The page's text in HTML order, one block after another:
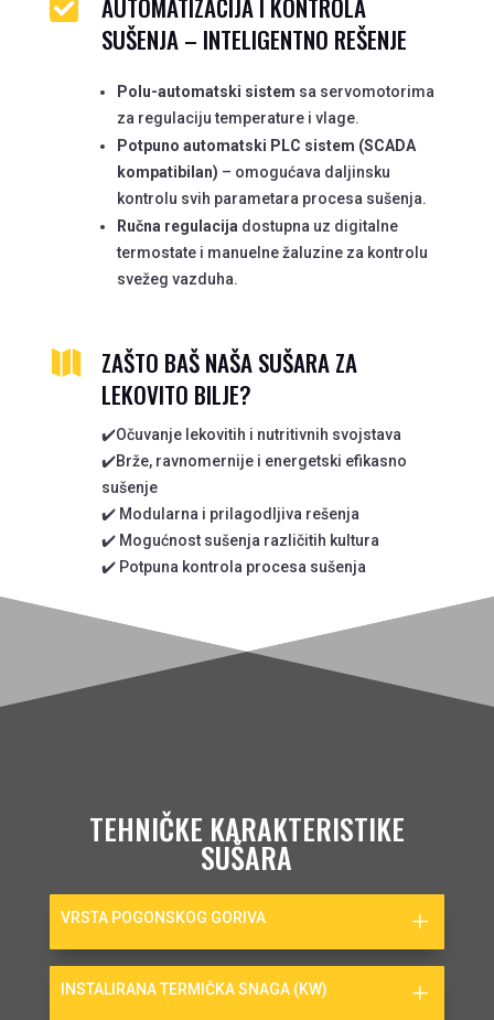

AUTOMATIZACIJA I KONTROLA
SUŠENJA – INTELIGENTNO REŠENJE
Polu-automatski sistem sa servomotorima
za regulaciju temperature i vlage.
Potpuno automatski PLC sistem (SCADA
kompatibilan) – omogućava daljinsku
kontrolu svih parametara procesa sušenja.
Ručna regulacijadostupna uz digitalne
termostate i manuelne žaluzine za kontrolu
svežeg vazduha.

ZAŠTO BAŠ NAŠA SUŠARA ZA
LEKOVITO BILJE?
✔️Očuvanje lekovitih i nutritivnih svojstava
✔️Brže, ravnomernije i energetski efikasno
sušenje
✔️ Modularna i prilagodljiva rešenja
✔️ Mogućnost sušenja različitih kultura
✔️ Potpuna kontrola procesa sušenja
TEHNIČKE KARAKTERISTIKE
SUŠARA
VRSTA POGONSKOG GORIVA
INSTALIRANA TERMIČKA SNAGA (KW)